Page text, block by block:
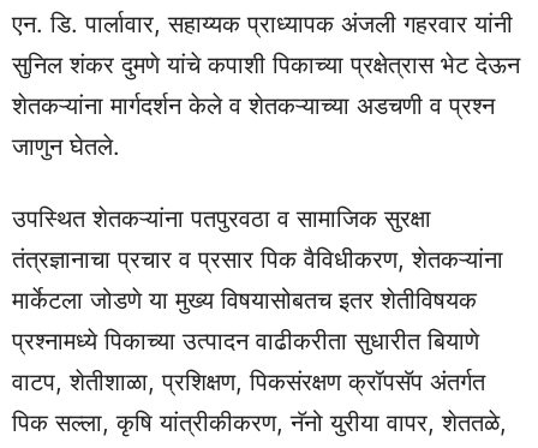
एन. डि. पार्लावार, सहाय्यक प्राध्यापक अंजली गहरवार यांनी
सुनिल शंकर दुमणे यांचे कपाशी पिकाच्या प्रक्षेत्रास भेट देऊन
शेतकऱ्यांना मार्गदर्शन केले व शेतकऱ्याच्या अडचणी व प्रश्न
जाणुन घेतले.
उपस्थित शेतकऱ्यांना पतपुरवठा व सामाजिक सुरक्षा
तंत्रज्ञानाचा प्रचार व प्रसार पिक वैविधीकरण, शेतकऱ्यांना
मार्केटला जोडणे या मुख्य विषयासोबतच इतर शेतीविषयक
प्रश्नामध्ये पिकाच्या उत्पादन वाढीकरीता सुधारीत बियाणे
वाटप, शेतीशाळा, प्रशिक्षण, पिकसंरक्षण क्रॉपसॅप अंतर्गत
पिक सल्ला, कृषि यांत्रीकीकरण, नॅनो युरीया वापर, शेततळे,